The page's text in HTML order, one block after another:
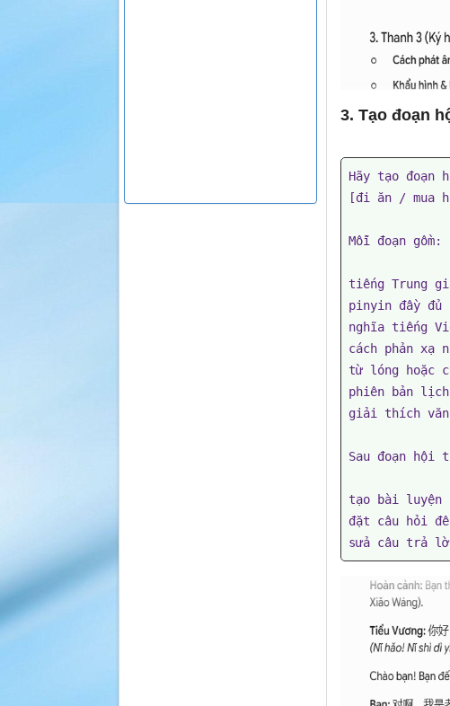
3. Tạo đoạn
Hãy tạo đoạn
[đi ăn / mua
Mỗi đoạn gồm:
tiếng Trung
pinyin đầy đủ
nghĩa tiếng
cách phản xạ
từ lóng hoặc
phiên bản
giải thích
Sau đoạn hội
tạo bài luyện
đặt câu hỏi
sửa câu trả